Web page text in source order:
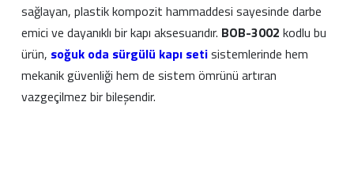
sağlayan, plastik kompozit hammaddesi sayesinde darbe
emici ve dayanıklı bir kapı aksesuarıdır. BOB-3002 kodlu bu
ürün, soğuk oda sürgülü kapı setisistemlerinde hem
mekanik güvenliği hem de sistem ömrünü artıran
vazgeçilmez bir bileşendir.